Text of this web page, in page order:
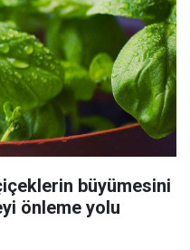
büyümesini
önleme yolu